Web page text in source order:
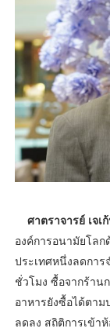
ศาตราจารย์ เจ
องค์การอนามัยโล
ประเทศหนึ่งลดการ
ชั่วโมง ซื้อจากร้าน
อาหารยังซื้อได้ตา
ลดลง สถิติการเข้า